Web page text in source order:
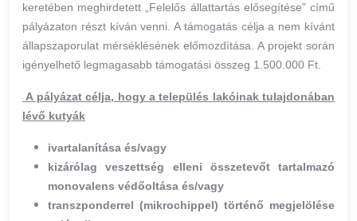
keretében meghirdetett „Felelős állattartás elősegítése” című
pályázaton részt kíván venni. A támogatás célja a nem kívánt
állapszaporulat mérséklésének előmozdítása. A projekt során
igényelhető legmagasabb támogatási összeg 1.500.000 Ft.
A pályázat célja, hogy a település lakóinak tulajdonában
lévő kutyák
ivartalanítása és/vagy
kizárólag veszettség elleni összetevőt tartalmazó
monovalens védőoltása és/vagy
transzponderrel (mikrochippel) történő megjelölése